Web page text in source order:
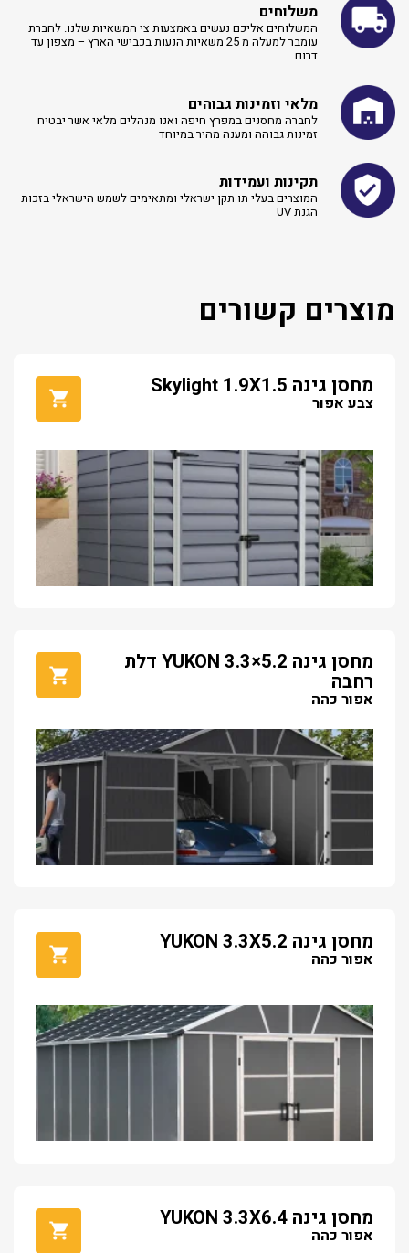
משלוחים
המשלוחים אליכם נעשים באמצעות צי המשאיות שלנו. לחברת
עומבר למעלה מ 25 משאיות הנעות בכבישי הארץ – מצפון עד
דרום
מלאי וזמינות גבוהים
לחברה מחסנים במפרץ חיפה ואנו מנהלים מלאי אשר יבטיח
זמינות גבוהה ומענה מהיר במיוחד
תקינות ועמידות
המוצרים בעלי תו תקן ישראלי ומתאימים לשמש הישראלי בזכות
הגנת UV
מוצרים קשורים
מחסן גינה Skylight 1.9X1.5
צבע אפור
מחסן גינה YUKON 3.3×5.2 דלת
רחבה
אפור כהה
מחסן גינה YUKON 3.3X5.2
אפור כהה
מחסן גינה YUKON 3.3X6.4
אפור כהה